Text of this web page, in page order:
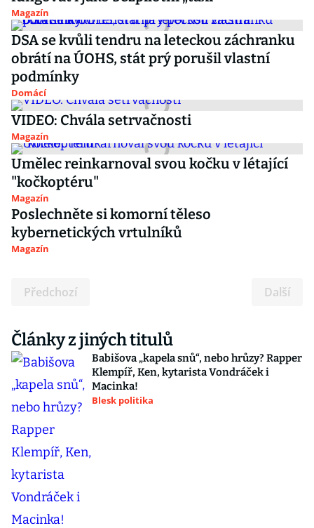
Magazín
DSA se kvůli tendru na leteckou záchranku
obrátí na ÚOHS, stát prý porušil vlastní
podmínky
Domácí
VIDEO: Chvála setrvačnosti
Magazín
Umělec reinkarnoval svou kočku v létající
"kočkoptéru"
Magazín
Poslechněte si komorní těleso
kybernetických vrtulníků
Magazín
Předchozí Další
Články z jiných titulů
Babišova „kapela snů“, nebo hrůzy? Rapper
Klempíř, Ken, kytarista Vondráček i
Macinka!
Blesk politika